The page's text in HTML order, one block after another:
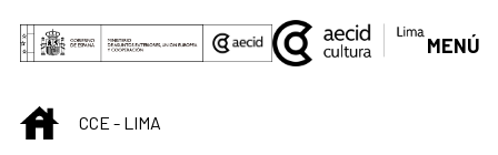
Saltar al contenido principal
MENÚ
INICIOCCE - LIMA